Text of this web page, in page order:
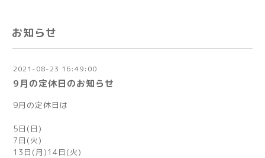
お知らせ
2021-08-23 16:49:00
9月の定休日のお知らせ
9月の定休日は
5日(日)
7日(火)
13日(月)14日(火)